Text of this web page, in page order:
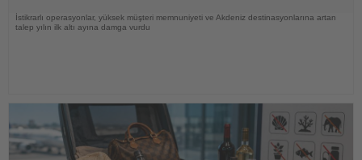
İstikrarlı operasyonlar, yüksek müşteri memnuniyeti ve Akdeniz destinasyonlarına artan
talep yılın ilk altı ayına damga vurdu